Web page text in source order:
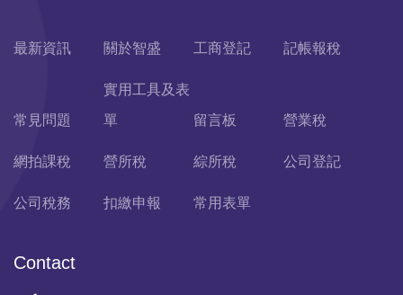
最新資訊 關於智盛 工商登記 記帳報稅
常見問題
實用工具及表
單
留言板 營業稅
網拍課稅 營所稅 綜所稅 公司登記
公司稅務 扣繳申報 常用表單
Contact